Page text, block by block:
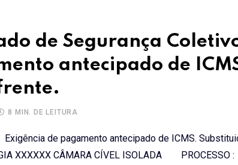
de Segurança
antecipado de
8 MIN. DE LEITURA
de pagamento antecipado de ICMS.
XXXXXX CÂMARA CÍVEL ISOLADA